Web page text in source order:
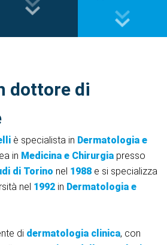
dottore di
è specialista in Dermatologia e
in Medicina e Chirurgia presso
di Torino nel 1988 e si specializza
nel 1992 in Dermatologia e
di dermatologia clinica, con